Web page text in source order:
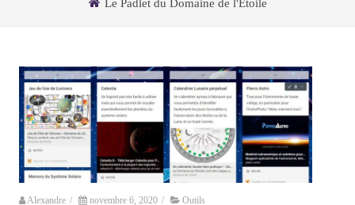
Le Padlet du Domaine de l'Etoile
Alexandre / novembre 6, 2020 / Outils